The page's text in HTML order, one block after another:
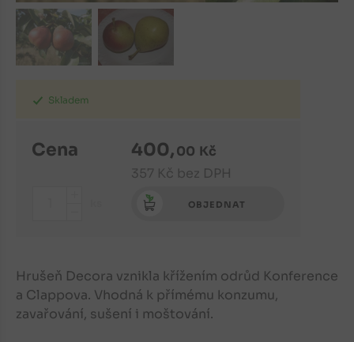
Skladem
Cena 400,00 Kč
357 Kč bez DPH
OBJEDNAT
Hrušeň Decora vznikla křížením odrůd Konference
a Clappova. Vhodná k přímému konzumu,
zavařování, sušení i moštování.